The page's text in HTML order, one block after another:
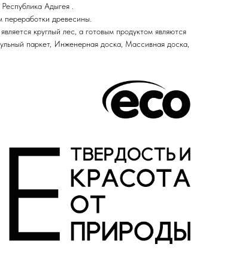
Адыгея .
древесины.
круглый лес, а готовым продуктом являются
паркет, Инженерная доска, Массивная доска,